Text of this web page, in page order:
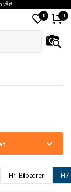
vår!
0 0
H4 Bilpærer